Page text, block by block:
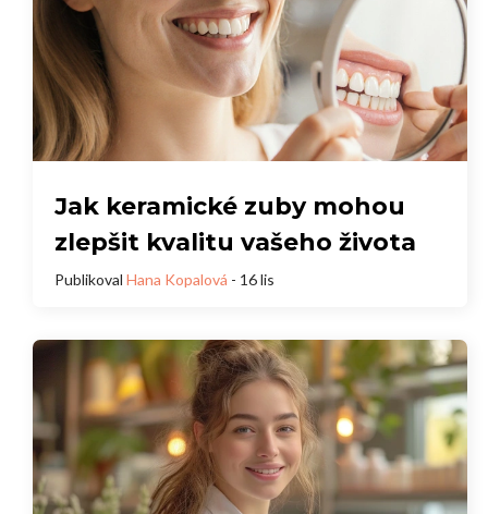
Jak keramické zuby mohou
zlepšit kvalitu vašeho života
Publikoval Hana Kopalová - 16 lis